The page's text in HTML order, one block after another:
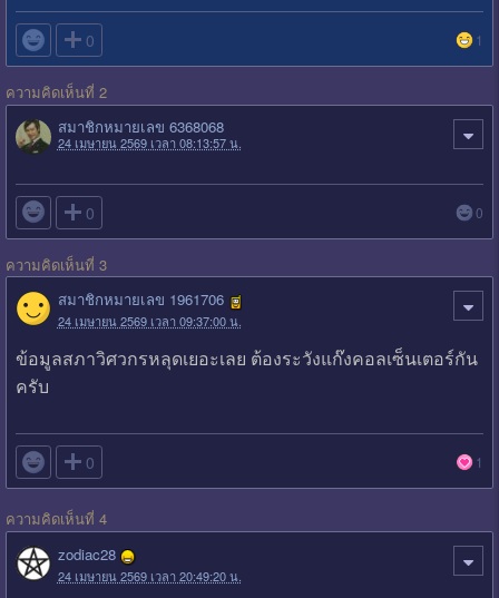
 0 1
ความคิดเห็นที่ 2
สมาชิกหมายเลข 6368068
24 เมษายน 2569 เวลา 08:13:57 น.
 0 0
ความคิดเห็นที่ 3
สมาชิกหมายเลข 1961706
24 เมษายน 2569 เวลา 09:37:00 น.
ข้อมูลสภาวิศวกรหลุดเยอะเลย ต้องระวังแก๊งคอลเซ็นเตอร์กัน
ครับ
 0 1
ความคิดเห็นที่ 4
zodiac28
24 เมษายน 2569 เวลา 20:49:20 น.